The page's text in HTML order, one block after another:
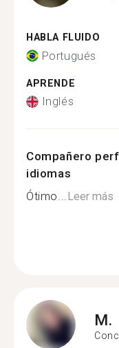
HABLA FLUIDO
Portugués
APRENDE
Inglés
Compañero
idiomas
Ótimo...Leer más
M.